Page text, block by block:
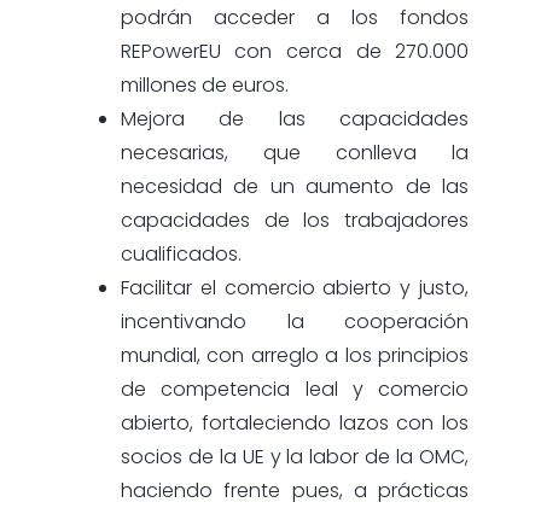
podrán acceder a los fondos
REPowerEU con cerca de 270.000
millones de euros.
Mejora de las capacidades
necesarias, que conlleva la
necesidad de un aumento de las
capacidades de los trabajadores
cualificados.
Facilitar el comercio abierto y justo,
incentivando la cooperación
mundial, con arreglo a los principios
de competencia leal y comercio
abierto, fortaleciendo lazos con los
socios de la UE y la labor de la OMC,
haciendo frente pues, a prácticas